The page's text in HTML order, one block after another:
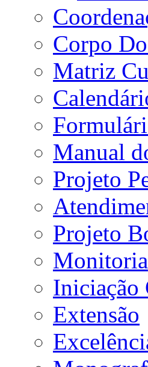
Corpo
Matriz
Manual
Projeto
Projeto
Monitoria
Iniciação
Extensão